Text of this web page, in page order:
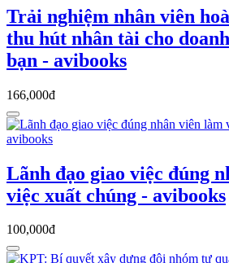
Trải nghiệm nhân viên
thu hút nhân tài cho
bạn - avibooks
166,000đ
Lãnh đạo giao việc đúng
việc xuất chúng - avibooks
100,000đ